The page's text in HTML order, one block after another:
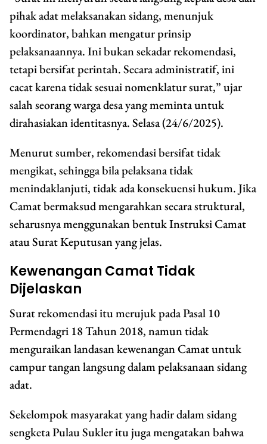
pihak adat melaksanakan sidang, menunjuk
koordinator, bahkan mengatur prinsip
pelaksanaannya. Ini bukan sekadar rekomendasi,
tetapi bersifat perintah. Secara administratif, ini
cacat karena tidak sesuai nomenklatur surat,” ujar
salah seorang warga desa yang meminta untuk
dirahasiakan identitasnya. Selasa (24/6/2025).
Menurut sumber, rekomendasi bersifat tidak
mengikat, sehingga bila pelaksana tidak
menindaklanjuti, tidak ada konsekuensi hukum. Jika
Camat bermaksud mengarahkan secara struktural,
seharusnya menggunakan bentuk Instruksi Camat
atau Surat Keputusan yang jelas.
Kewenangan Camat Tidak
Dijelaskan
Surat rekomendasi itu merujuk pada Pasal 10
Permendagri 18 Tahun 2018, namun tidak
menguraikan landasan kewenangan Camat untuk
campur tangan langsung dalam pelaksanaan sidang
adat.
Sekelompok masyarakat yang hadir dalam sidang
sengketa Pulau Sukler itu juga mengatakan bahwa